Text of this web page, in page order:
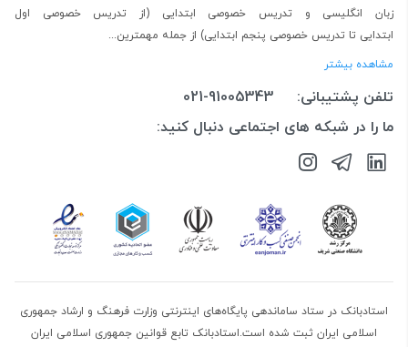
زبان انگلیسی و تدریس خصوصی ابتدایی (از
تدریس خصوصی اول
ابتدایی تا تدریس خصوصی پنجم ابتدایی) از جمله مهمترین...
مشاهده بیشتر
تلفن پشتیبانی:
021-91005343
ما را در شبکه های اجتماعی دنبال کنید:
استادبانک در ستاد ساماندهی پایگاه‌های اینترنتی وزارت فرهنگ و ارشاد جمهوری
اسلامی ایران ثبت شده است.استادبانک تابع قوانین جمهوری اسلامی ایران